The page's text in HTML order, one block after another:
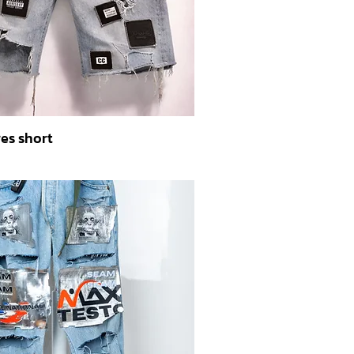
short